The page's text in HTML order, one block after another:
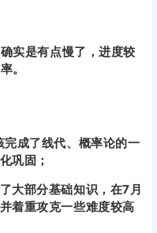
实是有点慢了，进度较
。
完成了线代、概率论的一
巩固；
大部分基础知识，在7月
着重攻克一些难度较高